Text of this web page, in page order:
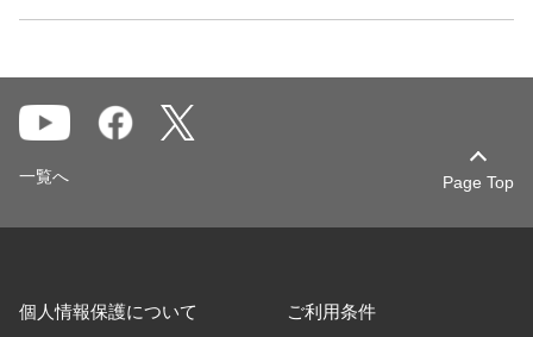
Page Top
一覧へ
個人情報保護について ご利用条件